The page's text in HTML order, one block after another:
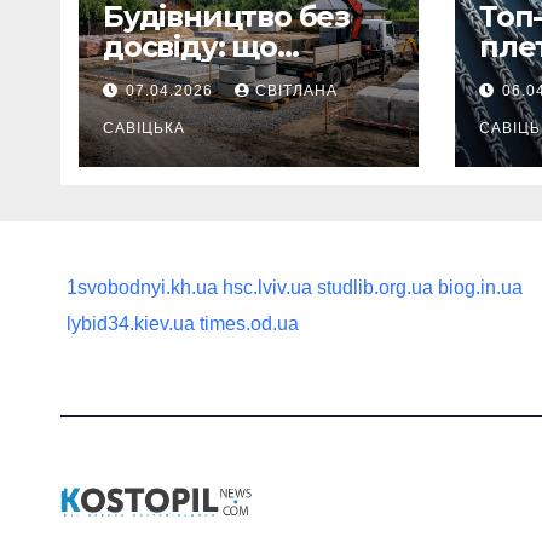
Будівництво без
досвіду: що
потрібно
продумати до
першої доставки
на ділянку
07.04.2026 СВІТЛАНА
САВІЦЬКА
1svobodnyi.kh.ua hsc.lviv.ua studlib.org.ua biog.in.ua
lybid34.kiev.ua times.od.ua